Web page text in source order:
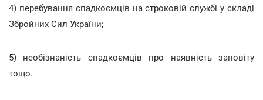
4) перебування спадкоємців на строковій службі у складі
Збройних Сил України;
5) необізнаність спадкоємців про наявність заповіту
тощо.